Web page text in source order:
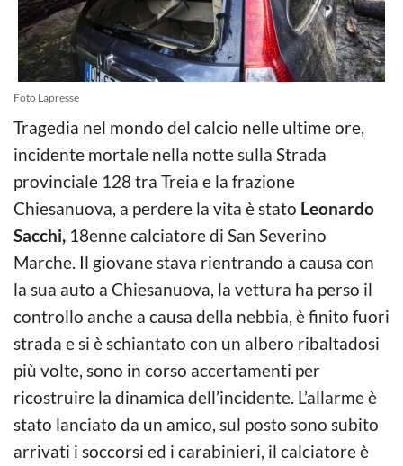
Foto Lapresse
Tragedia nel mondo del calcio nelle ultime ore,
incidente mortale nella notte sulla Strada
provinciale 128 tra Treia e la frazione
Chiesanuova, a perdere la vita è stato Leonardo
Sacchi, 18enne calciatore di San Severino
Marche. Il giovane stava rientrando a causa con
la sua auto a Chiesanuova, la vettura ha perso il
controllo anche a causa della nebbia, è finito fuori
strada e si è schiantato con un albero ribaltadosi
più volte, sono in corso accertamenti per
ricostruire la dinamica dell’incidente. L’allarme è
stato lanciato da un amico, sul posto sono subito
arrivati i soccorsi ed i carabinieri, il calciatore è